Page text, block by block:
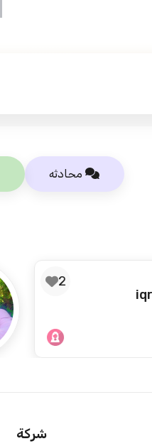
محادثه
شركة